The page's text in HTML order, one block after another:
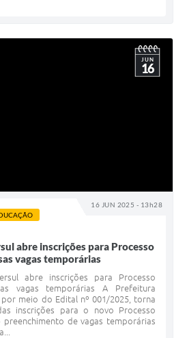
16 JUN 2025 - 13h28
JUN
16
abre inscrições para Processo
vagas temporárias
abre inscrições para Processo
vagas temporárias A Prefeitura
por meio do Edital nº 001/2025, torna
inscrições para o novo Processo
de vagas temporárias